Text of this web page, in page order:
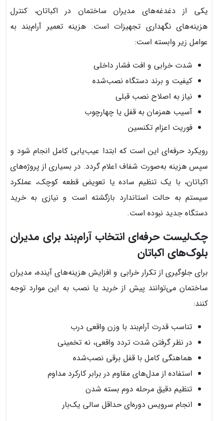
یکی از دغدغه‌های مدیران ساختمان در اکباتان، کنترل
هزینه‌های نگهداری تجهیزات است. هزینه تعمیر آرام‌بند به
عوامل زیر وابسته است:
شدت خرابی و افت فشار داخلی
کیفیت و برند دستگاه نصب‌شده
نیاز به اصلاح نصب قبلی
آسیب همزمان به قفل یا چهارچوب
فوریت اعزام تکنسین
رویکرد حرفه‌ای این است که ابتدا عیب‌یابی کامل انجام شود و
سپس هزینه به‌صورت شفاف اعلام گردد. در بسیاری از پروژه‌های
اکباتان، با یک تنظیم ساده یا تعویض قطعه کوچک، عملکرد
سیستم به حالت استاندارد بازگشته است و نیازی به خرید
دستگاه جدید نبوده است.
چک‌لیست حرفه‌ای انتخاب آرام‌بند برای مدیران
بلوک‌های اکباتان
برای جلوگیری از تکرار خرابی و افزایش هزینه‌های آینده، مدیران
ساختمان می‌توانند پیش از خرید یا نصب به این موارد توجه
کنند:
تناسب قدرت آرام‌بند با وزن واقعی درب
در نظر گرفتن شدت تردد واقعی، نه تخمینی
هماهنگی کامل با قفل برقی نصب‌شده
استفاده از مدل‌های مقاوم در برابر کارکرد مداوم
تنظیم دقیق مرحله دوم بسته شدن
انجام سرویس دوره‌ای حداقل سالی یک‌بار